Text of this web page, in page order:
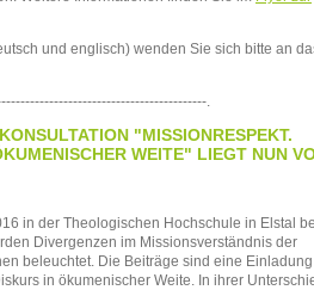
und englisch) wenden Sie sich bitte an
.
"MISSIONRESPEKT.
WEITE" LIEGT NUN
in der Theologischen Hochschule in Elstal
Divergenzen im Missionsverständnis der
beleuchtet. Die Beiträge sind eine
in ökumenischer Weite. In ihrer